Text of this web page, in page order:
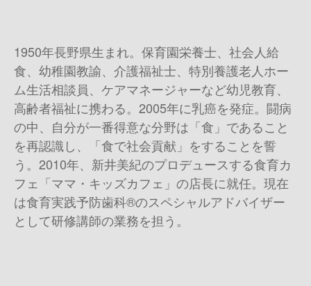
1950年長野県生まれ。保育園栄養士、社会人給
食、幼稚園教諭、介護福祉士、特別養護老人ホー
ム生活相談員、ケアマネージャーなど幼児教育、
高齢者福祉に携わる。 2005年に乳癌を発症。闘病
の中、自分が一番得意な分野は「食」であること
を再認識し、「食で社会貢献」をすることを誓
う。 2010年、新井美紀のプロデュースする食育カ
フェ「ママ・キッズカフェ」の店長に就任。現在
は食育実践予防歯科®のスペシャルアドバイザー
として研修講師の業務を担う。